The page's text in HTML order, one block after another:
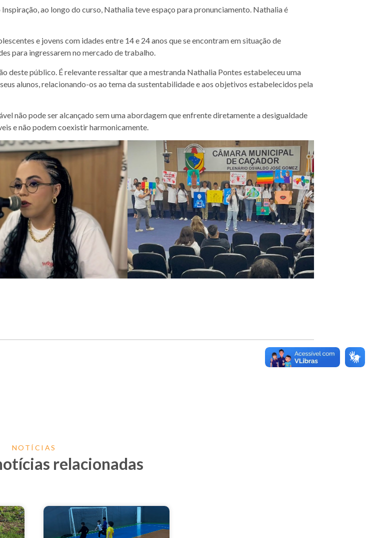
ao longo do curso, Nathalia teve espaço para pronunciamento. Nathalia é
e jovens com idades entre 14 e 24 anos que se encontram em situação de
para ingressarem no mercado de trabalho.
deste público. É relevante ressaltar que a mestranda Nathalia Pontes estabeleceu uma
alunos, relacionando-os ao tema da sustentabilidade e aos objetivos estabelecidos pela
não pode ser alcançado sem uma abordagem que enfrente diretamente a desigualdade
e não podem coexistir harmonicamente.
NOTÍCIAS
relacionadas